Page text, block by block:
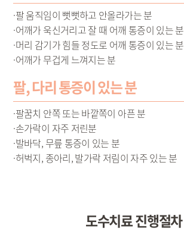
·팔 움직임이 뻣뻣하고 안올라가는 분
·어깨가 욱신거리고 잘 때 어깨 통증이 있는 분
·머리 감기가 힘들 정도로 어깨 통증이 있는 분
·어깨가 무겁게 느껴지는 분
팔, 다리 통증이 있는 분
·팔꿈치 안쪽 또는 바깥쪽이 아픈 분
·손가락이 자주 저린분
·발바닥, 무릎 통증이 있는 분
·허벅지, 종아리, 발가락 저림이 자주 있는 분
도수치료 진행절차